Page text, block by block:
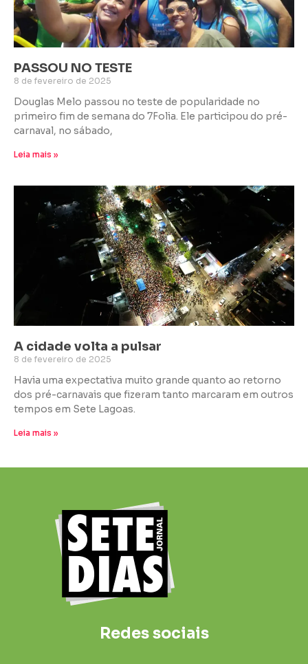
PASSOU NO TESTE
8 de fevereiro de 2025
Douglas Melo passou no teste de popularidade no
primeiro fim de semana do 7Folia. Ele participou do pré-
carnaval, no sábado,
Leia mais »
A cidade volta a pulsar
8 de fevereiro de 2025
Havia uma expectativa muito grande quanto ao retorno
dos pré-carnavais que fizeram tanto marcaram em outros
tempos em Sete Lagoas.
Leia mais »
Redes sociais